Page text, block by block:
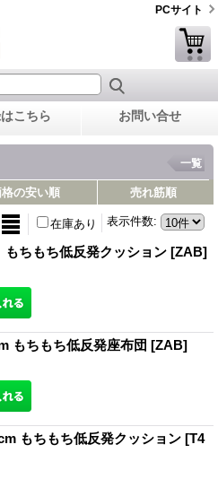
PCサイト
こちら お問い合せ
一覧
の安い順 売れ筋順
表示件数:
在庫あり
ちもち低反発クッション [ZAB]
もちもち低反発座布団 [ZAB]
もちもち低反発クッション [T4